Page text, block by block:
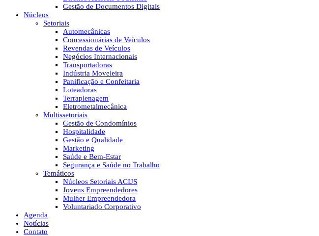
Gestão de Documentos Digitais
Núcleos
Setoriais
Automecânicas
Concessionárias de Veículos
Revendas de Veículos
Negócios Internacionais
Transportadoras
Indústria Moveleira
Panificação e Confeitaria
Loteadoras
Terraplenagem
Eletrometalmecânica
Multissetoriais
Gestão de Condomínios
Hospitalidade
Gestão e Qualidade
Marketing
Saúde e Bem-Estar
Segurança e Saúde no Trabalho
Temáticos
Núcleos Setoriais ACIJS
Jovens Empreendedores
Mulher Empreendedora
Voluntariado Corporativo
Agenda
Notícias
Contato